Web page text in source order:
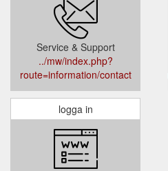
Service & Support
../mw/index.php?
route=information/contact
logga in